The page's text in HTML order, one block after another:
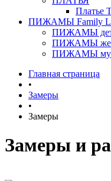
ПИЖАМЫ Family
ПИЖАМЫ
ПИЖАМЫ
ПИЖАМЫ
Главная страница
•
Замеры
•
Замеры
Замеры и